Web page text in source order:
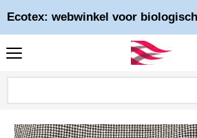
Ecotex: webwinkel voor